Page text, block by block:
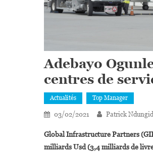
Adebayo
centres de
Actualités Top Manager
03/02/2021 Patrick
Global Infrastructure Partners
milliards Usd (3,4 milliards de